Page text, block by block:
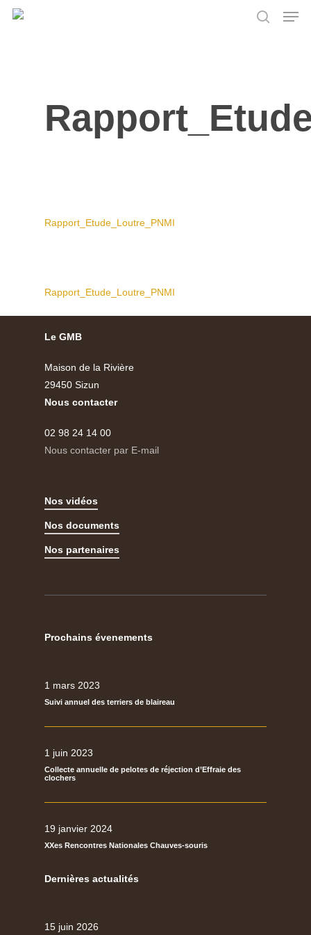
Skip
Rapport_Etude_Loutre_PNMI
Rapport_Etude_Loutre_PNMI
Le GMB
Maison de la Rivière
29450 Sizun
Nous contacter
02 98 24 14 00
Nous contacter par E-mail
Nos vidéos
Nos documents
Nos partenaires
Prochains évenements
1 mars 2023
Suivi annuel des terriers de blaireau
1 juin 2023
Collecte annuelle de pelotes de réjection d’Effraie des
clochers
19 janvier 2024
XXes Rencontres Nationales Chauves-souris
Dernières actualités
15 juin 2026